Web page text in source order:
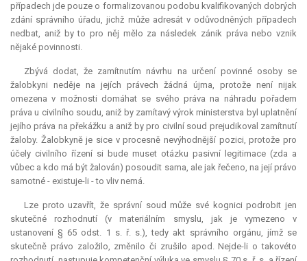
případech jde pouze o formalizovanou podobu kvalifikovaných dobrých
zdání správního úřadu, jichž může adresát v odůvodněných případech
nedbat, aniž by to pro něj mělo za následek zánik práva nebo vznik
nějaké povinnosti.
Zbývá dodat, že zamítnutím návrhu na určení povinné osoby se
žalobkyni neděje na jejích právech žádná újma, protože není nijak
omezena v možnosti domáhat se svého práva na náhradu pořadem
práva u civilního soudu, aniž by zamítavý výrok ministerstva byl uplatnění
jejího práva na překážku a aniž by pro civilní soud prejudikoval zamítnutí
žaloby. Žalobkyně je sice v procesně nevýhodnější pozici, protože pro
účely civilního řízení si bude muset otázku pasivní legitimace (zda a
vůbec a kdo má být žalován) posoudit sama, ale jak řečeno, na její právo
samotné - existuje-li - to vliv nemá.
Lze proto uzavřít, že správní soud může své kognici podrobit jen
skutečné rozhodnutí (v materiálním smyslu, jak je vymezeno v
ustanovení § 65 odst. 1 s. ř. s.), tedy akt správního orgánu, jímž se
skutečně právo založilo, změnilo či zrušilo apod. Nejde-li o takovéto